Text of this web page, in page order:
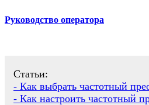
Руководство оператора
Статьи:
- Как выбрать частотный
- Как настроить частотный